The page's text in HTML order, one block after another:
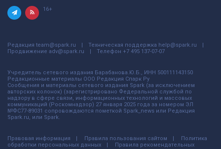
16+
Редакция team@spark.ru Техническая поддержка help@spark.ru
Продвижение adv@spark.ru Телефон +7 495 137-07-07
Учредитель сетевого издания Барабанова.Ю.Б., ИНН 500111143150
Редакционные материалы ООО Редакция Спарк Ру
Сообщения и материалы сетевого издания Spark (за исключением
авторских колонок) (зарегистрировано Федеральной службой по
надзору в сфере связи, информационных технологий и массовых
коммуникаций (Роскомнадзор) 27 января 2025 года за номером ЭЛ
№ФС77-89031 сопровождаются пометкой Spark_news или Редакция
Spark.ru, или Spark.
Правовая информация Правила пользования сайтом
Политика
обработки персональных данных
Правила рекомендательных